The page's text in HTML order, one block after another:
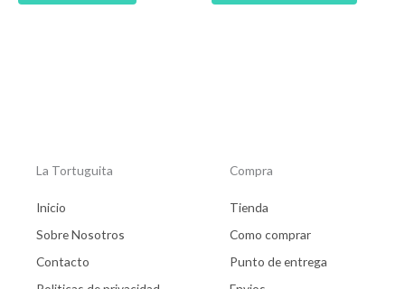
La Tortuguita
Inicio
Sobre Nosotros
Contacto
Compra
Tienda
Como comprar
Punto de entrega